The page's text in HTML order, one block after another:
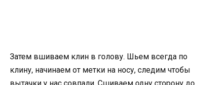
Затем вшиваем клин в голову. Шьем всегда по
клину, начинаем от метки на носу, следим чтобы